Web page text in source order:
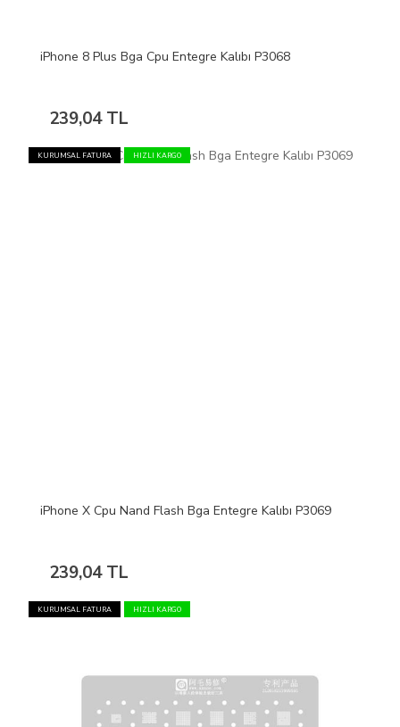
iPhone 8 Plus Bga Cpu Entegre Kalıbı P3068
239,04 TL
KURUMSAL FATURA HIZLI KARGO
iPhone X Cpu Nand Flash Bga Entegre Kalıbı P3069
239,04 TL
KURUMSAL FATURA HIZLI KARGO